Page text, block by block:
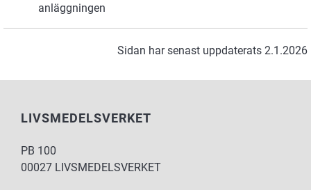
anläggningen
Sidan har senast uppdaterats 2.1.2026
LIVSMEDELSVERKET
PB 100
00027 LIVSMEDELSVERKET